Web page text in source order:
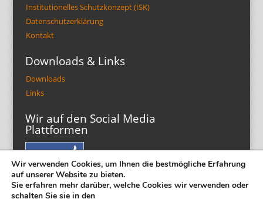
Institutionelles Schutzkonzept (ISK)
Datenschutzerklärung
Kontakt
Downloads & Links
Downloads
Links
Wir auf den Social Media
Plattformen
Wir verwenden Cookies, um Ihnen die bestmögliche Erfahrung
auf unserer Website zu bieten.
Sie erfahren mehr darüber, welche Cookies wir verwenden oder
schalten Sie sie in den